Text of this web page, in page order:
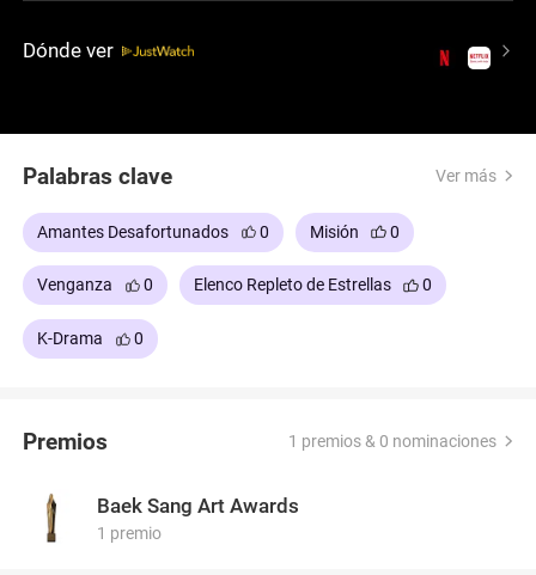
Dónde ver
Palabras clave Ver más
Amantes Desafortunados 0 Misión 0
Venganza 0 Elenco Repleto de Estrellas 0
K-Drama 0
Premios 1 premios & 0 nominaciones
Baek Sang Art Awards
1 premio